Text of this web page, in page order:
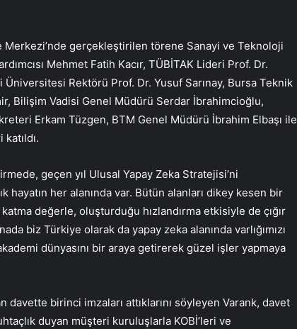
gerçekleştirilen törene Sanayi ve Teknoloji
Mehmet Fatih Kacır, TÜBİTAK Lideri Prof. Dr.
Üniversitesi Rektörü Prof. Dr. Yusuf Sarınay, Bursa Teknik
Bilişim Vadisi Genel Müdürü Serdar İbrahimcioğlu,
Erkam Tüzgen, BTM Genel Müdürü İbrahim Elbaşı ile
geçen yıl Ulusal Yapay Zeka Stratejisi’ni
hayatın her alanında var. Bütün alanları dikey kesen bir
değerle, oluşturduğu hızlandırma etkisiyle de çığır
biz Türkiye olarak da yapay zeka alanında varlığımızı
dünyasını bir araya getirerek güzel işler yapmaya
davette birinci imzaları attıklarını söyleyen Varank, davet
duyan müşteri kuruluşlarla KOBİ’leri ve